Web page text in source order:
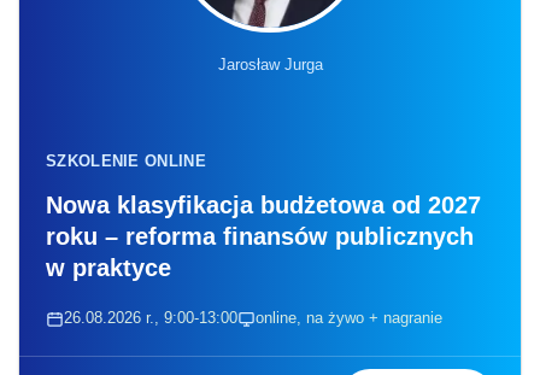
Jarosław Jurga
SZKOLENIE ONLINE
Nowa klasyfikacja budżetowa od 2027
roku – reforma finansów publicznych
w praktyce
26.08.2026 r., 9:00-13:00 online, na żywo + nagranie